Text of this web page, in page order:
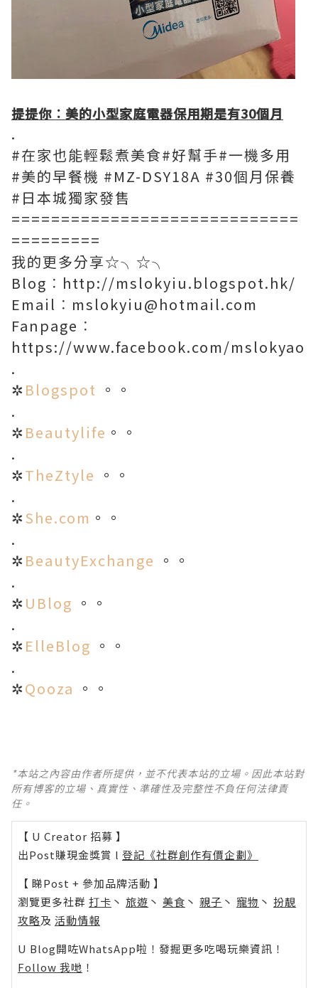
提提你︰美的小型家庭電器保用期是有30個月
.
#在家也能輕鬆煮美食#好幫手#一機多用
#美的早餐機 #MZ-DSY18A #30個月保養
#日本城獨家發售
=============================
=========
我的更多分享☆╮☆╮
Blog︰http://mslokyiu.blogspot.hk/
Email︰mslokyiu@hotmail.com
Fanpage︰
https://www.facebook.com/mslokyao
.
✲ Blogspot 。。
.
✲ Beautylife 。。
.
✲TheZtyle 。。
.
✲She.com 。。
.
✲ BeautyExchange 。。
.
✲ UBlog 。。
.
✲ ElleBlog 。。
.
✲Qooza 。。
*本站之內容由作者所提供，並不代表本站的立場。因此本站對
所有博客的立場、真實性、準確性及完整性不負任何法律責
任。
【 U Creator 招募 】
出Post賺現金獎賞 l 登記《社群創作有價企劃》
【 睇Post + 參加品牌活動 】
瀏覽更多社群 打卡 丶 旅遊 丶 美食 丶 親子 丶 寵物 丶 扮靚
攻略及 活動情報
U Blog開咗WhatsApp啦！發掘更多吃喝玩樂資訊！
Follow 我哋 ！